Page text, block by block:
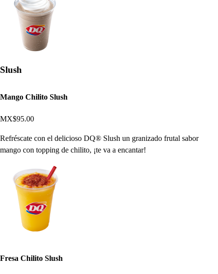
Slush
Mango Chilito Slush
MX$95.00
Refréscate con el delicioso DQ® Slush un granizado frutal sabor
mango con topping de chilito, ¡te va a encantar!
Fresa Chilito Slush